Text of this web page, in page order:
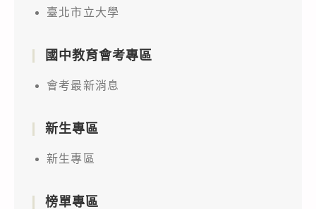
臺北市立大學
國中教育會考專區
會考最新消息
新生專區
新生專區
榜單專區